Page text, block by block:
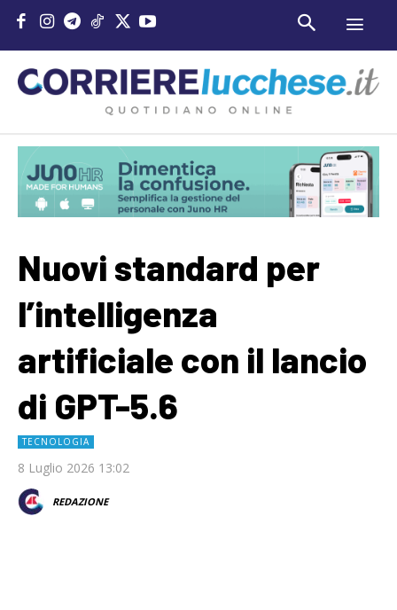
Nuovi standard per
l’intelligenza
artificiale con il lancio
di GPT-5.6
TECNOLOGIA
8 Luglio 2026 13:02
REDAZIONE